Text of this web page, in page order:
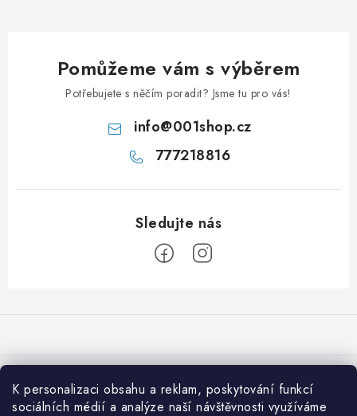
K personalizaci obsahu a reklam, poskytování funkcí
sociálních médií a analýze naší návštěvnosti využíváme
Pomůžeme vám s výběrem
Potřebujete s něčím poradit? Jsme tu pro vás!
info@001shop.cz
777218816
a